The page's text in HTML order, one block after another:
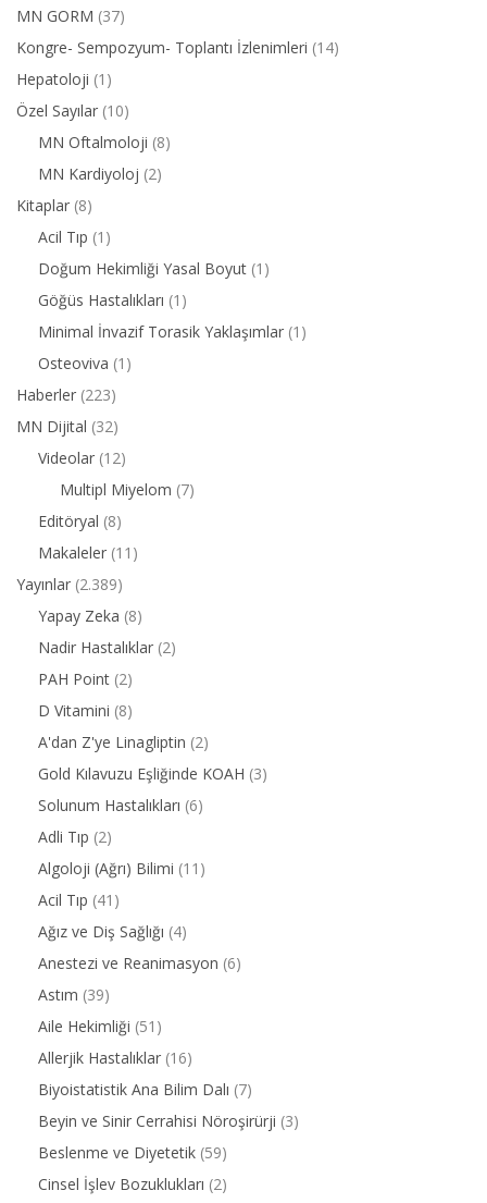
MN GORM (37)
Kongre- Sempozyum- Toplantı İzlenimleri (14)
Hepatoloji (1)
Özel Sayılar (10)
MN Oftalmoloji (8)
MN Kardiyoloj (2)
Kitaplar (8)
Acil Tıp (1)
Doğum Hekimliği Yasal Boyut (1)
Göğüs Hastalıkları (1)
Minimal İnvazif Torasik Yaklaşımlar (1)
Osteoviva (1)
Haberler (223)
MN Dijital (32)
Videolar (12)
Multipl Miyelom (7)
Editöryal (8)
Makaleler (11)
Yayınlar (2.389)
Yapay Zeka (8)
Nadir Hastalıklar (2)
PAH Point (2)
D Vitamini (8)
A'dan Z'ye Linagliptin (2)
Gold Kılavuzu Eşliğinde KOAH (3)
Solunum Hastalıkları (6)
Adli Tıp (2)
Algoloji (Ağrı) Bilimi (11)
Acil Tıp (41)
Ağız ve Diş Sağlığı (4)
Anestezi ve Reanimasyon (6)
Astım (39)
Aile Hekimliği (51)
Allerjik Hastalıklar (16)
Biyoistatistik Ana Bilim Dalı (7)
Beyin ve Sinir Cerrahisi Nöroşirürji (3)
Beslenme ve Diyetetik (59)
Cinsel İşlev Bozuklukları (2)